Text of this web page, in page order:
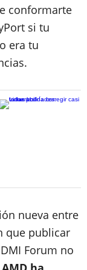
conformarte
si tu
era tu
nueva entre
que publicar
Forum no